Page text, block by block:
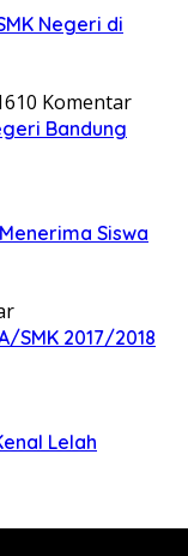
Negeri di
10 Komentar
Bandung
Siswa
SMK 2017/2018
Lelah